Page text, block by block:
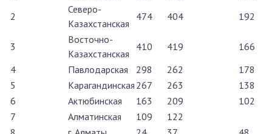
2
Северо-
Казахстанская
474 404 192
3
Восточно-
Казахстанская
410 419
166
4
Павлодарская 298 262
178
5
Карагандинская 267 263
138
6
Актюбинская 163 209
102
7
Алматинская 109
122